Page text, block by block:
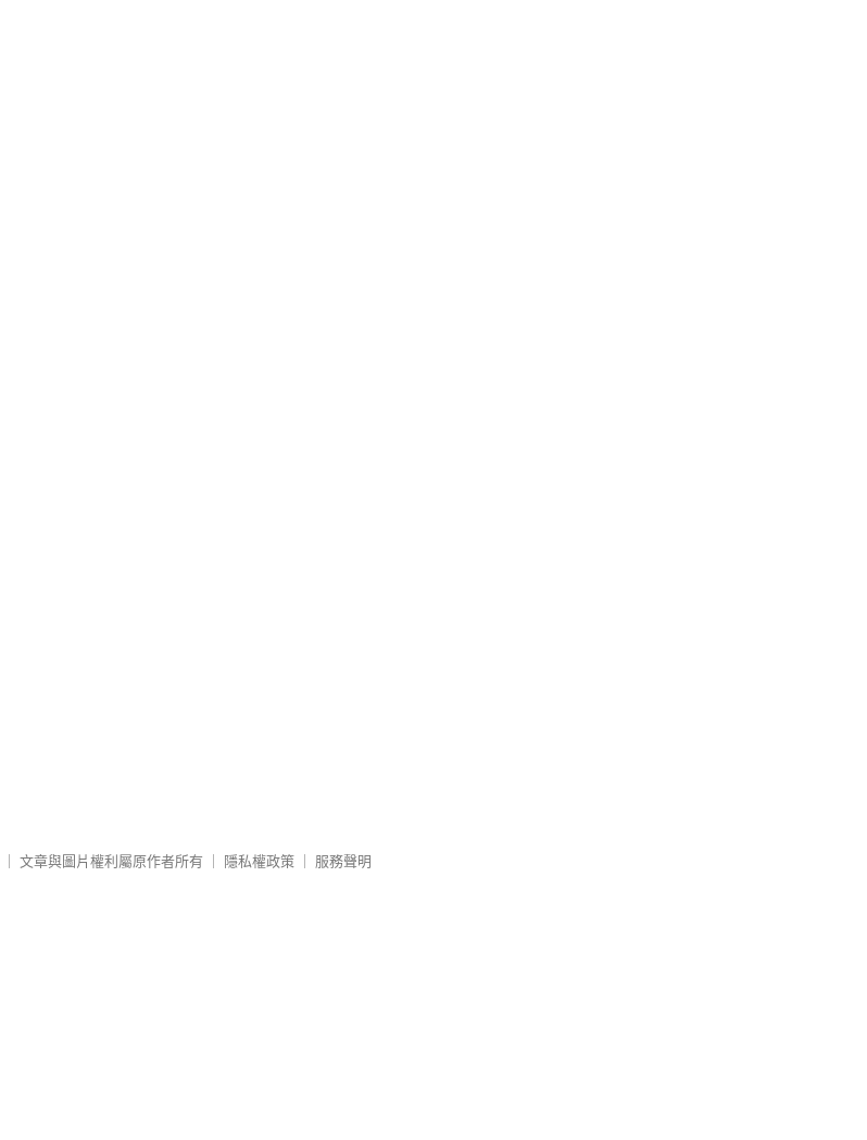
文章與圖片權利屬原作者所有 隱私權政策 服務聲明